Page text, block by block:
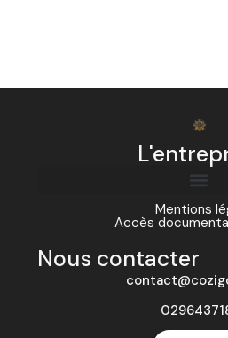
Mentions
Accès
Nous contacter